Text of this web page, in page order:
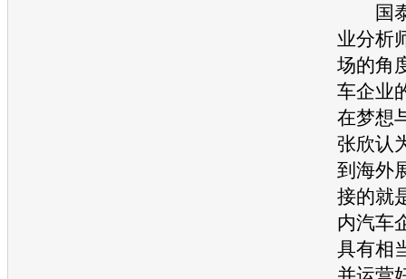
国泰
业分析
场的角
车企业
在梦想
张欣认
到海外
接的就
内汽车
具有相